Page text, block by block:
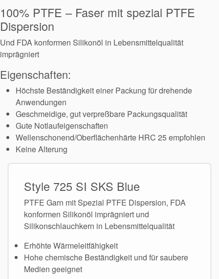
100% PTFE – Faser mit spezial PTFE
Dispersion
Und FDA konformen Silikonöl in Lebensmittelqualität
imprägniert
Eigenschaften:
Höchste Beständigkeit einer Packung für drehende
Anwendungen
Geschmeidige, gut verpreßbare Packungsqualität
Gute Notlaufeigenschaften
Wellenschonend/Oberflächenhärte HRC 25 empfohlen
Keine Alterung
Style 725 SI SKS Blue
PTFE Garn mit Spezial PTFE Dispersion, FDA
konformen Silikonöl imprägniert und
Silikonschlauchkern in Lebensmittelqualität
Erhöhte Wärmeleitfähigkeit
Hohe chemische Beständigkeit und für saubere
Medien geeignet